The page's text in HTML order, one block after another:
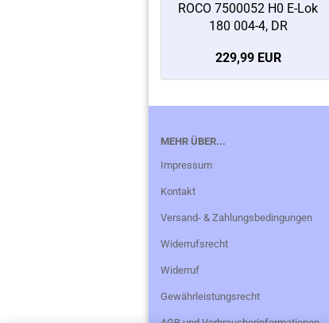
ROCO 7500052 H0 E-Lok
180 004-4, DR
229,99 EUR
MEHR ÜBER...
Impressum
Kontakt
Versand- & Zahlungsbedingungen
Widerrufsrecht
Widerruf
Gewährleistungsrecht